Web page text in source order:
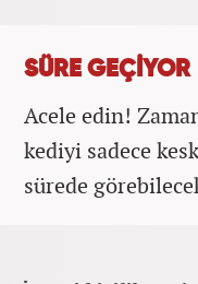
SÜRE GEÇİYOR
Acele edin!
kediyi sadece
sürede